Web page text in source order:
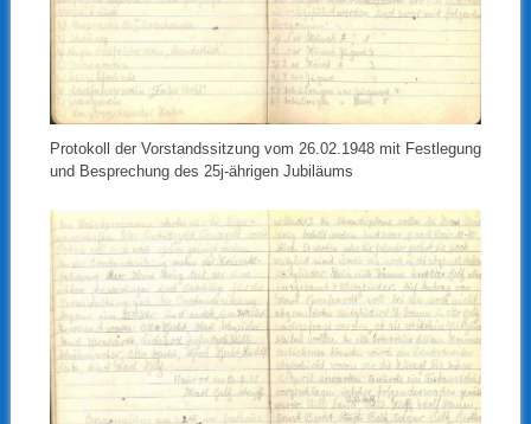
Protokoll der Vorstandssitzung vom 26.02.1948 mit Festlegung
und Besprechung des 25j-ährigen Jubiläums